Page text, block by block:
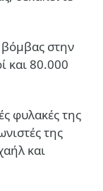
βόμβας στην
και 80.000
φυλακές της
της
και